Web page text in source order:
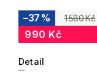
1 580 Kč
–37 %
990 Kč
Detail